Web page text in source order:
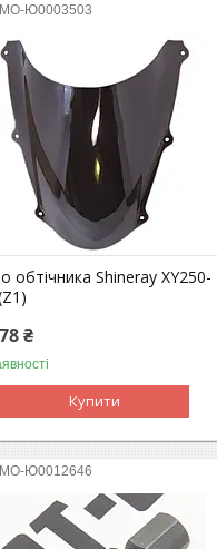
MO-Ю0003503
обтічника Shineray XY250-
₴
Купити
MO-Ю0012646